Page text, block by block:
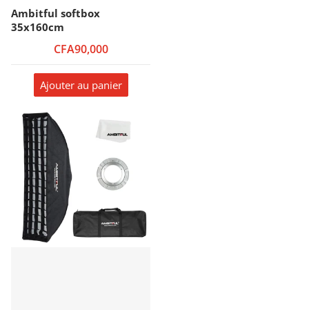
Ambitful softbox
35x160cm
CFA90,000
Ajouter au panier